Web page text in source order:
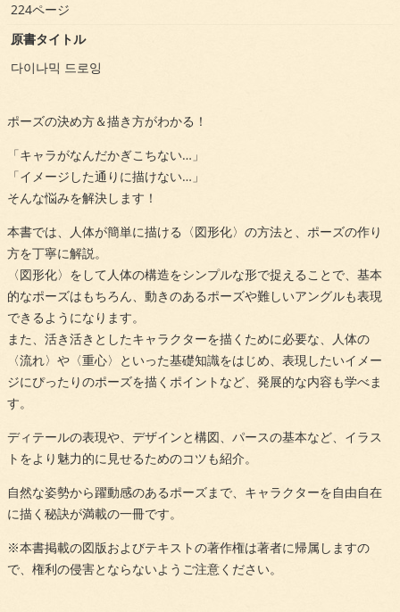
224ページ
原書タイトル
다이나믹 드로잉
ポーズの決め方＆描き方がわかる！
「キャラがなんだかぎこちない…」
「イメージした通りに描けない…」
そんな悩みを解決します！
本書では、人体が簡単に描ける〈図形化〉の方法と、ポーズの作り
方を丁寧に解説。
〈図形化〉をして人体の構造をシンプルな形で捉えることで、基本
的なポーズはもちろん、動きのあるポーズや難しいアングルも表現
できるようになります。
また、活き活きとしたキャラクターを描くために必要な、人体の
〈流れ〉や〈重心〉といった基礎知識をはじめ、表現したいイメー
ジにぴったりのポーズを描くポイントなど、発展的な内容も学べま
す。
ディテールの表現や、デザインと構図、パースの基本など、イラス
トをより魅力的に見せるためのコツも紹介。
自然な姿勢から躍動感のあるポーズまで、キャラクターを自由自在
に描く秘訣が満載の一冊です。
※本書掲載の図版およびテキストの著作権は著者に帰属しますの
で、権利の侵害とならないようご注意ください。